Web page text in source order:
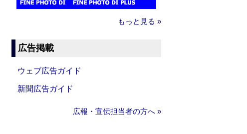
もっと見る »
広告掲載
ウェブ広告ガイド
新聞広告ガイド
広報・宣伝担当者の方へ »